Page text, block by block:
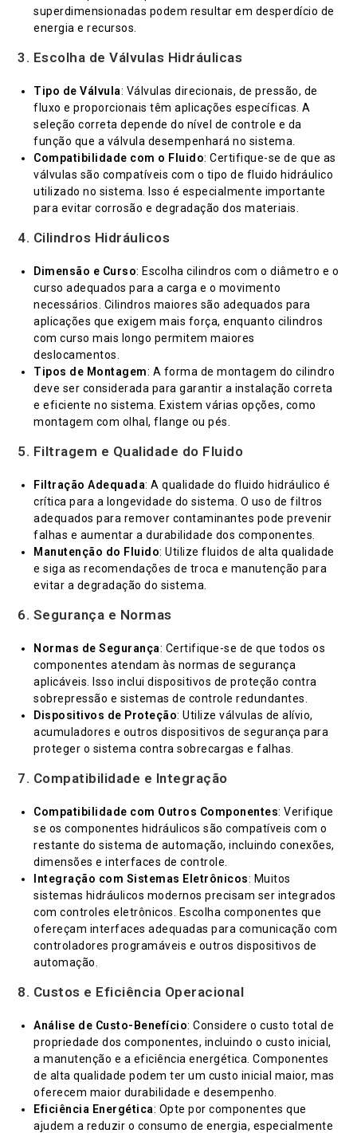
superdimensionadas podem resultar em desperdício de
energia e recursos.
3. Escolha de Válvulas Hidráulicas
Tipo de Válvula: Válvulas direcionais, de pressão, de
fluxo e proporcionais têm aplicações específicas. A
seleção correta depende do nível de controle e da
função que a válvula desempenhará no sistema.
Compatibilidade com o Fluido: Certifique-se de que as
válvulas são compatíveis com o tipo de fluido hidráulico
utilizado no sistema. Isso é especialmente importante
para evitar corrosão e degradação dos materiais.
4. Cilindros Hidráulicos
Dimensão e Curso: Escolha cilindros com o diâmetro e o
curso adequados para a carga e o movimento
necessários. Cilindros maiores são adequados para
aplicações que exigem mais força, enquanto cilindros
com curso mais longo permitem maiores
deslocamentos.
Tipos de Montagem: A forma de montagem do cilindro
deve ser considerada para garantir a instalação correta
e eficiente no sistema. Existem várias opções, como
montagem com olhal, flange ou pés.
5. Filtragem e Qualidade do Fluido
Filtração Adequada: A qualidade do fluido hidráulico é
crítica para a longevidade do sistema. O uso de filtros
adequados para remover contaminantes pode prevenir
falhas e aumentar a durabilidade dos componentes.
Manutenção do Fluido: Utilize fluidos de alta qualidade
e siga as recomendações de troca e manutenção para
evitar a degradação do sistema.
6. Segurança e Normas
Normas de Segurança: Certifique-se de que todos os
componentes atendam às normas de segurança
aplicáveis. Isso inclui dispositivos de proteção contra
sobrepressão e sistemas de controle redundantes.
Dispositivos de Proteção: Utilize válvulas de alívio,
acumuladores e outros dispositivos de segurança para
proteger o sistema contra sobrecargas e falhas.
7. Compatibilidade e Integração
Compatibilidade com Outros Componentes: Verifique
se os componentes hidráulicos são compatíveis com o
restante do sistema de automação, incluindo conexões,
dimensões e interfaces de controle.
Integração com Sistemas Eletrônicos: Muitos
sistemas hidráulicos modernos precisam ser integrados
com controles eletrônicos. Escolha componentes que
ofereçam interfaces adequadas para comunicação com
controladores programáveis e outros dispositivos de
automação.
8. Custos e Eficiência Operacional
Análise de Custo-Benefício: Considere o custo total de
propriedade dos componentes, incluindo o custo inicial,
a manutenção e a eficiência energética. Componentes
de alta qualidade podem ter um custo inicial maior, mas
oferecem maior durabilidade e desempenho.
Eficiência Energética: Opte por componentes que
ajudem a reduzir o consumo de energia, especialmente